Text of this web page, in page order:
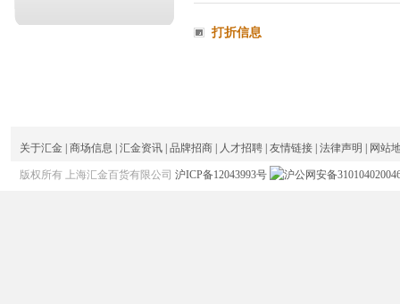
打折信息
关于汇金 商场信息 汇金资讯 品牌招商 人才招聘 友情链接 法律声明 网站
版权所有 上海汇金百货有限公司 沪ICP备12043993号 沪公网安备